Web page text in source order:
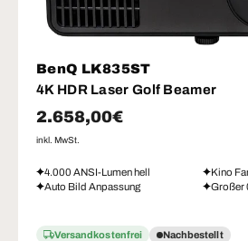
BenQ LK835ST
4K HDR Laser Golf Beamer
Normaler Preis
2.658,00€
inkl. MwSt.
4.000 ANSI-Lumen hell
Kino
Auto Bild Anpassung
Großer
Versandkostenfrei Nachbestellt